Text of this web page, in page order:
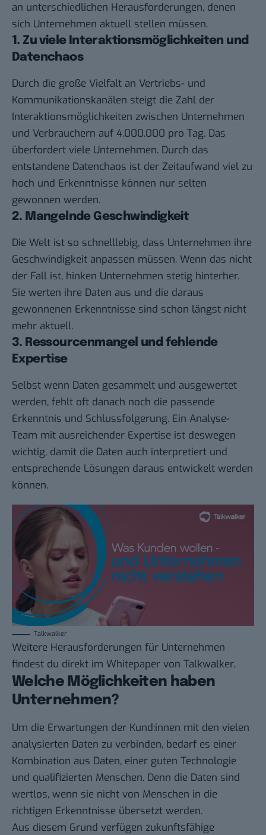
an unterschiedlichen Herausforderungen, denen
sich Unternehmen aktuell stellen müssen.
1. Zu viele Interaktionsmöglichkeiten und
Datenchaos
Durch die große Vielfalt an Vertriebs- und
Kommunikationskanälen steigt die Zahl der
Interaktionsmöglichkeiten zwischen Unternehmen
und Verbrauchern auf 4.000.000 pro Tag. Das
überfordert viele Unternehmen. Durch das
entstandene Datenchaos ist der Zeitaufwand viel zu
hoch und Erkenntnisse können nur selten
gewonnen werden.
2. Mangelnde Geschwindigkeit
Die Welt ist so schnelllebig, dass Unternehmen ihre
Geschwindigkeit anpassen müssen. Wenn das nicht
der Fall ist, hinken Unternehmen stetig hinterher.
Sie werten ihre Daten aus und die daraus
gewonnenen Erkenntnisse sind schon längst nicht
mehr aktuell.
3. Ressourcenmangel und fehlende
Expertise
Selbst wenn Daten gesammelt und ausgewertet
werden, fehlt oft danach noch die passende
Erkenntnis und Schlussfolgerung. Ein Analyse-
Team mit ausreichender Expertise ist deswegen
wichtig, damit die Daten auch interpretiert und
entsprechende Lösungen daraus entwickelt werden
können.
Talkwalker
Weitere Herausforderungen für Unternehmen
findest du direkt im Whitepaper von Talkwalker.
Welche Möglichkeiten haben
Unternehmen?
Um die Erwartungen der Kund:innen mit den vielen
analysierten Daten zu verbinden, bedarf es einer
Kombination aus Daten, einer guten Technologie
und qualifizierten Menschen. Denn die Daten sind
wertlos, wenn sie nicht von Menschen in die
richtigen Erkenntnisse übersetzt werden.
Aus diesem Grund verfügen zukunftsfähige